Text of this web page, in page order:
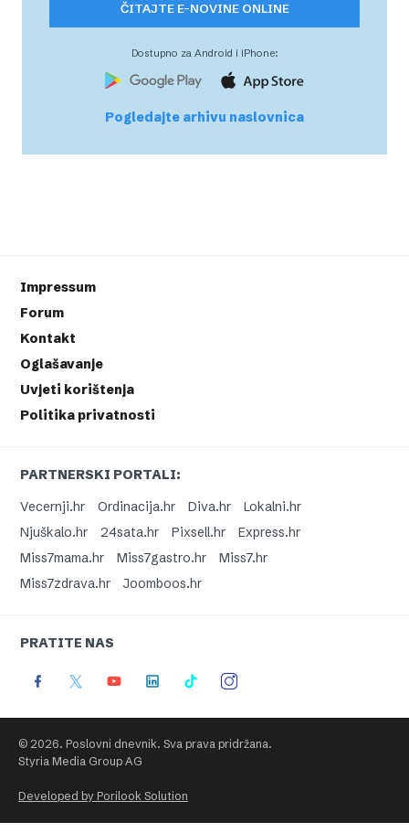
ČITAJTE E-NOVINE ONLINE
Dostupno za Android i iPhone:
Pogledajte arhivu naslovnica
Impressum
Forum
Kontakt
Oglašavanje
Uvjeti korištenja
Politika privatnosti
PARTNERSKI PORTALI:
Vecernji.hr
Ordinacija.hr Diva.hr
Lokalni.hr
Njuškalo.hr
24sata.hr Pixsell.hr
Express.hr
Miss7mama.hr
Miss7gastro.hr
Miss7.hr
Miss7zdrava.hr
Joomboos.hr
PRATITE NAS
© 2026. Poslovni dnevnik. Sva prava pridržana.
Styria Media Group AG
Developed by Porilook Solution